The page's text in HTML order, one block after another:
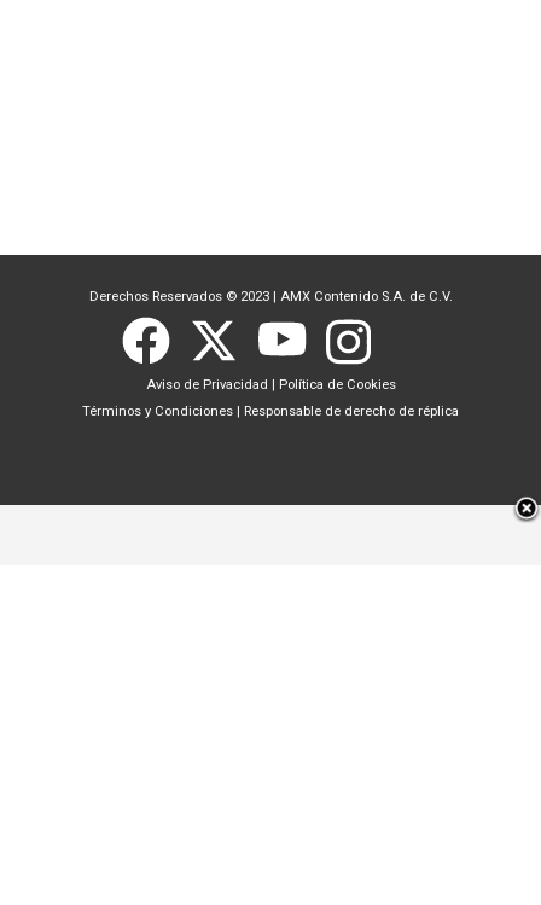
Derechos Reservados © 2023 | AMX Contenido S.A. de C.V.
Aviso de Privacidad | Política de Cookies
Términos y Condiciones | Responsable de derecho de réplica